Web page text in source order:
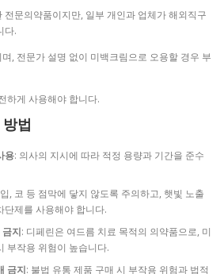
전문의약품이지만, 일부 개인과 업체가 해외직구
다.
, 전문가 설명 없이 미백크림으로 오용할 경우 부
하게 사용해야 합니다.
법
용: 의사의 지시에 따라 적정 용량과 기간을 준수
, 코 등 점막에 닿지 않도록 주의하고, 햇빛 노출
단제를 사용해야 합니다.
지: 디페린은 여드름 치료 목적의 의약품으로, 미
부작용 위험이 높습니다.
금지: 불법 유통 제품 구매 시 부작용 위험과 법적